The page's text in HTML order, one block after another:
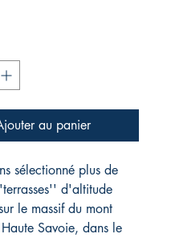
au panier
sélectionné plus de
d'altitude
le massif du mont
Savoie, dans le